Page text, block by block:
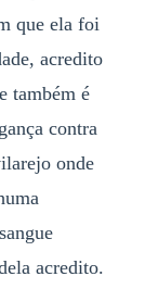
que ela foi
acredito
também é
contra
onde
acredito.